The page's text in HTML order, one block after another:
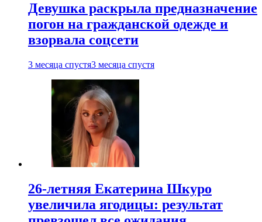
Девушка раскрыла предназначение
погон на гражданской одежде и
взорвала соцсети
3 месяца спустя3 месяца спустя
26-летняя Екатерина Шкуро
увеличила ягодицы: результат